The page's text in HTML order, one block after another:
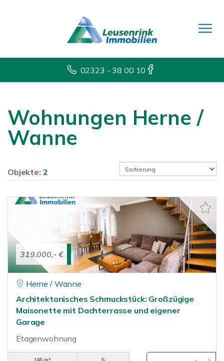
02323 - 38 00 10
Wohnungen Herne /
Wanne
Objekte: 2
319.000,- €
Herne / Wanne
Architektonisches Schmuckstück: Großzügige
Maisonette mit Dachterrasse und eigener
Garage
Etagenwohnung